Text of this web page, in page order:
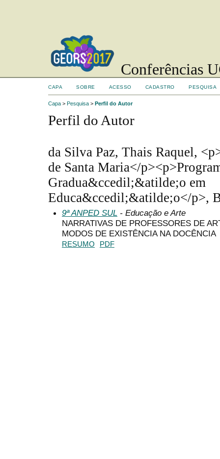
Conferências
CAPA SOBRE ACESSO CADASTRO PESQUISA
Capa > Pesquisa > Perfil do Autor
Perfil do Autor
da Silva Paz, Thais Raquel,
de Santa Maria</
Gradua&ccedil;&atilde;o em
Educa&ccedil;&atilde;o</p>,
9ª ANPED SUL - Educação e Arte
NARRATIVAS DE PROFESSORES DE
MODOS DE EXISTÊNCIA NA DOCÊNCIA
RESUMO PDF